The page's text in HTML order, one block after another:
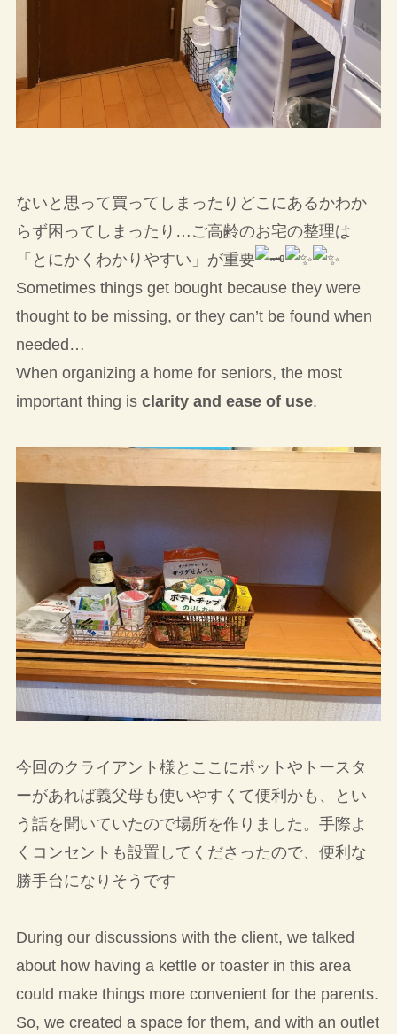
ないと思って買ってしまったりどこにあるかわか
らず困ってしまったり…ご高齢のお宅の整理は
「とにかくわかりやすい」が重要
Sometimes things get bought because they were
thought to be missing, or they can’t be found when
needed…
When organizing a home for seniors, the most
important thing is clarity and ease of use.
今回のクライアント様とここにポットやトースタ
ーがあれば義父母も使いやすくて便利かも、とい
う話を聞いていたので場所を作りました。手際よ
くコンセントも設置してくださったので、便利な
勝手台になりそうです
During our discussions with the client, we talked
about how having a kettle or toaster in this area
could make things more convenient for the parents.
So, we created a space for them, and with an outlet